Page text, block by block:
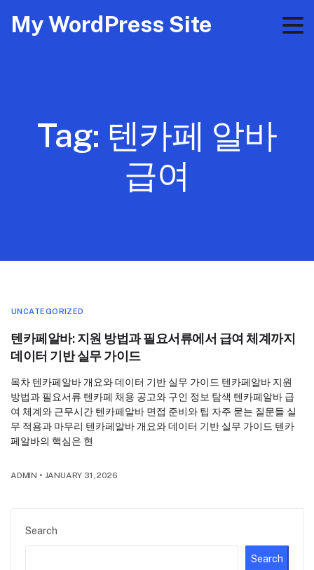
My WordPress Site
Tag: 텐카페 알바
급여
Search
Search
UNCATEGORIZED
텐카페알바: 지원 방법과 필요서류에서 급여 체계까지
데이터 기반 실무 가이드
목차 텐카페알바 개요와 데이터 기반 실무 가이드 텐카페알바 지원
방법과 필요서류 텐카페 채용 공고와 구인 정보 탐색 텐카페알바 급
여 체계와 근무시간 텐카페알바 면접 준비와 팁 자주 묻는 질문들 실
무 적용과 마무리 텐카페알바 개요와 데이터 기반 실무 가이드 텐카
페알바의 핵심은 현
ADMIN • JANUARY 31, 2026